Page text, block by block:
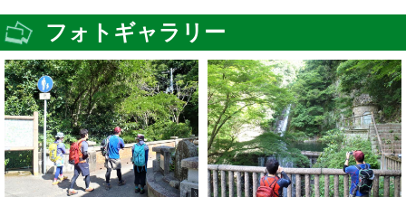
フォトギャラリー